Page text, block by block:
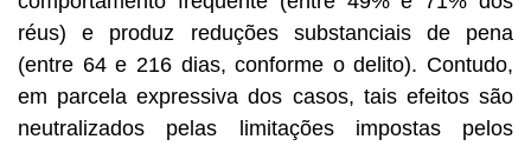
réus) e produz reduções substanciais de pena
(entre 64 e 216 dias, conforme o delito). Contudo,
em parcela expressiva dos casos, tais efeitos são
neutralizados pelas limitações impostas pelos